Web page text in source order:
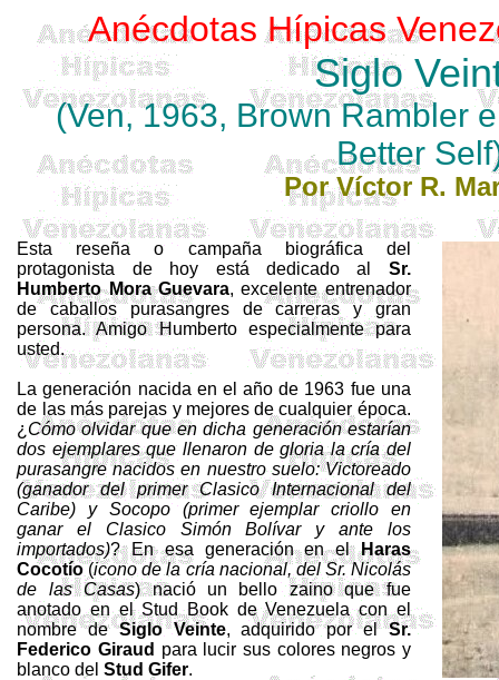
Anécdotas Hípicas
Siglo
(Ven, 1963, BrownRambler
Better Self
Por Víctor R.
Esta reseña o campaña biográfica del
protagonista de hoy está dedicado al Sr.
Humberto Mora Guevara, excelente entrenador
de caballos purasangres de carreras y gran
persona. Amigo Humberto especialmente para
usted.
La generación nacida en el año de 1963 fue una
de las más parejas y mejores de cualquier época.
¿ Cómo olvidar que en dicha generación estarían
dos ejemplares que llenaron de gloria la cría del
purasangre nacidos en nuestro suelo: Victoreado
(ganador del primer Clasico Internacional del
Caribe) y Socopo (primer ejemplar criollo en
ganar el Clasico Simón Bolívar y ante los
importados)? En esa generación en elHaras
Cocotío(icono de la cría nacional, del Sr. Nicolás
de las Casas) nació un bello zaino que fue
anotado en el Stud Book de Venezuela con el
nombre deSiglo Veinte, adquirido por elSr.
Federico Giraud para lucir sus colores negros y
blanco delStudGifer.